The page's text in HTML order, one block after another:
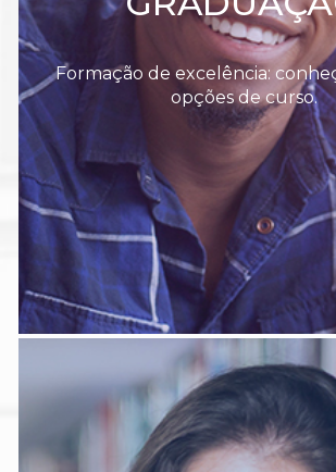
Formação de excelência:
opções de curso.